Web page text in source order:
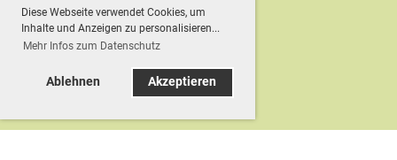
Diese Webseite verwendet Cookies, um
Inhalte und Anzeigen zu personalisieren...
Mehr Infos zum Datenschutz
Ablehnen Akzeptieren